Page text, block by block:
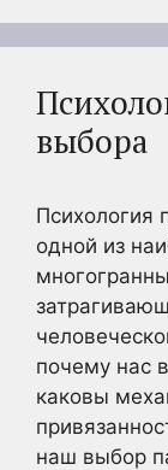
выбора
Психология
одной из
почему нас
каковы
наш выбор